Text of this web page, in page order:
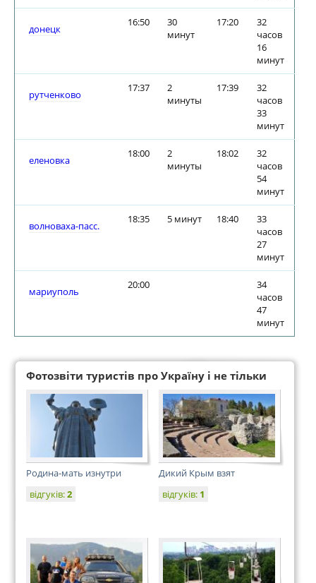
донецк
16:50
30
минут
17:20
32
часов
16
минут
рутченково
17:37
2
минуты
17:39
32
часов
33
минут
еленовка
18:00
2
минуты
18:02
32
часов
54
минут
волноваха-пасс.
18:35 5 минут 18:40
33
часов
27
минут
мариуполь
20:00
34
часов
47
минут
Фотозвіти туристів про Україну і не тільки
Родина-мать изнутри
відгуків:2
Дикий Крым взят
відгуків: 1